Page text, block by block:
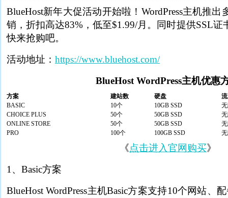
BlueHost新年大促活动开始啦！WordPress主机推
销，折扣高达83%，低至$1.99/月。同时提供SSL
快来抢购吧。
活动地址： https://www.bluehost.com/
BlueHost WordPress主机优惠
方案 建站数 硬盘
BASIC
10个 10GB SSD
CHOICE PLUS
50个 50GB SSD
ONLINE STORE
50个 50GB SSD
PRO
100个 100GB SSD
《点击进入官网购买》
1、Basic方案
BlueHost WordPress主机Basic方案支持10个网站、